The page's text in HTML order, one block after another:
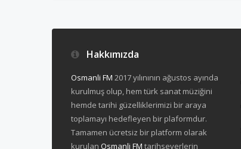
Hakkımızda
Osmanli FM 2017 yılınının ağustos ayında
kurulmuş olup, hem türk sanat müziğini
hemde tarihi güzelliklerimizi bir araya
toplamayı hedefleyen bir plaformdur.
Tamamen ücretsiz bir platform olarak
kurulan Osmanli FM tarihseverlerin